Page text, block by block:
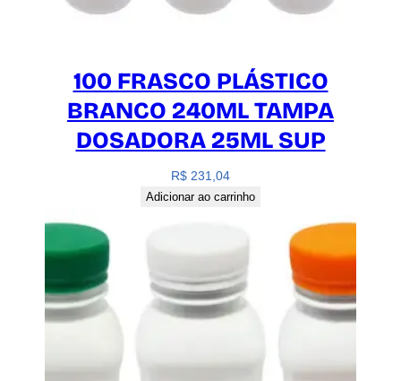
100 FRASCO PLÁSTICO
BRANCO 240ML TAMPA
DOSADORA 25ML SUP
R$ 231,04
Adicionar ao carrinho